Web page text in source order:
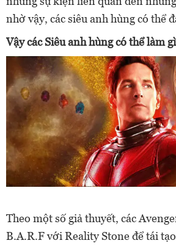
nhờ vậy, các siêu anh hùng có thể
Vậy các Siêu anh hùng có thể làm
Theo một số giả thuyết, các
B.A.R.F với Reality Stone để tái